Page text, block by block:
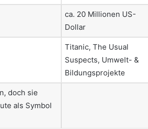
ca. 20 Millionen US-
Dollar
Titanic, The Usual
Suspects, Umwelt- &
Bildungsprojekte
doch sie
als Symbol